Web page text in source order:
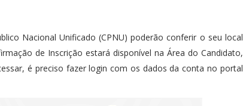
Nacional Unificado (CPNU) poderão conferir o seu local
de Inscrição estará disponível na Área do Candidato,
é preciso fazer login com os dados da conta no portal